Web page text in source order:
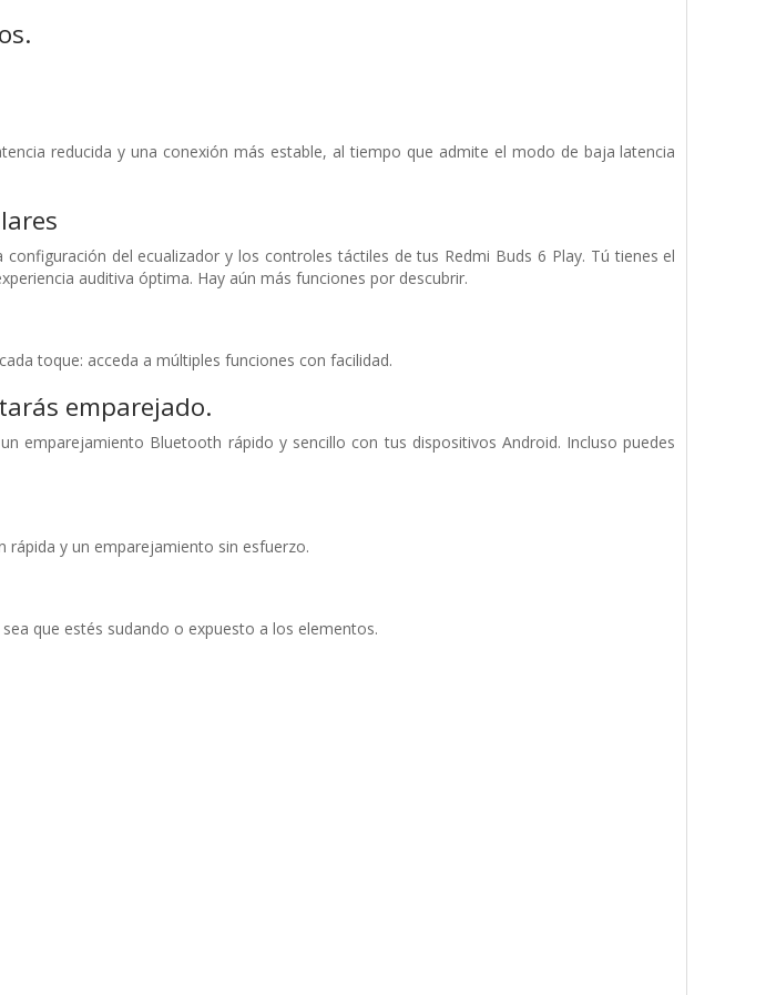
reducida y una conexión más estable, al tiempo que admite el modo de baja latencia
del ecualizador y los controles táctiles de tus Redmi Buds 6 Play. Tú tienes el
auditiva óptima. Hay aún más funciones por descubrir.
toque: acceda a múltiples funciones con facilidad.
emparejado.
emparejamiento Bluetooth rápido y sencillo con tus dispositivos Android. Incluso puedes
rápida y un emparejamiento sin esfuerzo.
que estés sudando o expuesto a los elementos.